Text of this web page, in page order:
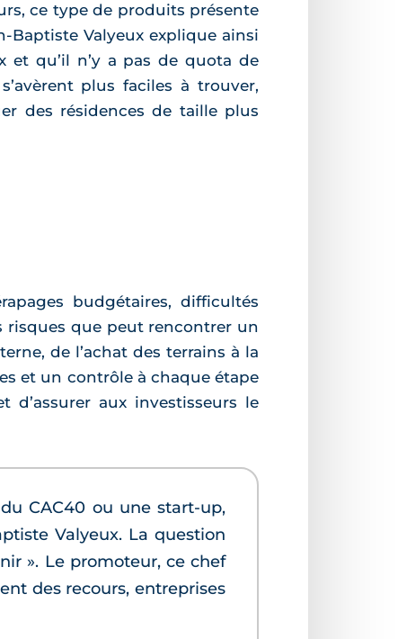
ce type de produits présente
Baptiste Valyeux explique ainsi
et qu’il n’y a pas de quota de
plus faciles à trouver,
des résidences de taille plus
budgétaires, difficultés
risques que peut rencontrer un
de l’achat des terrains à la
et un contrôle à chaque étape
aux investisseurs le
CAC40 ou une start-up,
Valyeux. La question
». Le promoteur, ce chef
des recours, entreprises